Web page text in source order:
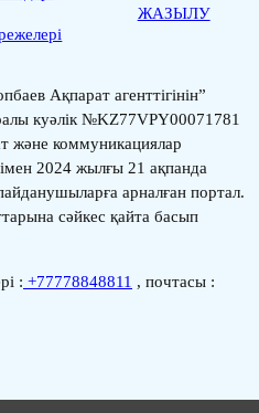
ЖАЗЫЛУ
Ақпарат агенттігінін”
куәлік №KZ77VPY00071781
және коммуникациялар
2024 жылғы 21 ақпанда
арналған портал.
сәйкес қайта басып
: +77778848811 , почтасы :